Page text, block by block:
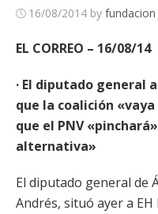
16/08/2014 by fundacion
EL CORREO – 16/08/14
· El diputado general
que la coalición
que el PNV
alternativa»
El diputado general de
Andrés, situó ayer a